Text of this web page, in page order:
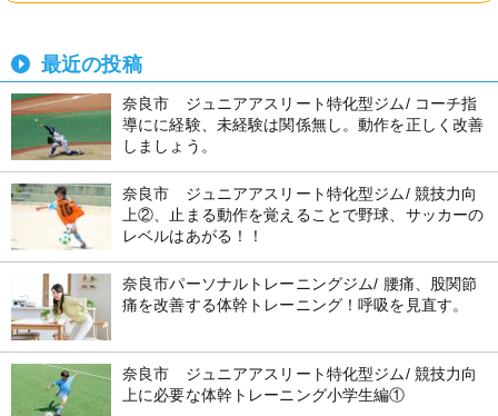
最近の投稿
奈良市 ジュニアアスリート特化型ジム/ コーチ指
導にに経験、未経験は関係無し。動作を正しく改善
しましょう。
奈良市 ジュニアアスリート特化型ジム/ 競技力向
上②、止まる動作を覚えることで野球、サッカーの
レベルはあがる！！
奈良市パーソナルトレーニングジム/ 腰痛、股関節
痛を改善する体幹トレーニング！呼吸を見直す。
奈良市 ジュニアアスリート特化型ジム/ 競技力向
上に必要な体幹トレーニング小学生編①